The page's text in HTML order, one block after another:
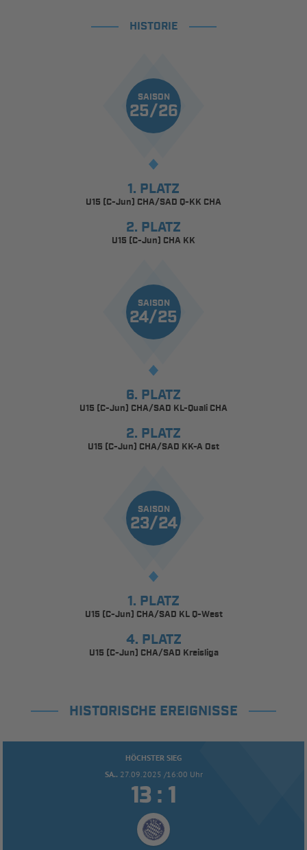
HISTORIE
SAISON
25/26
1. PLATZ
U15 (C-Jun) CHA/SAD Q-KK CHA
2. PLATZ
U15 (C-Jun) CHA KK
SAISON
24/25
6. PLATZ
U15 (C-Jun) CHA/SAD KL-Quali CHA
2. PLATZ
U15 (C-Jun) CHA/SAD KK-A Ost
SAISON
23/24
1. PLATZ
U15 (C-Jun) CHA/SAD KL Q-West
4. PLATZ
U15 (C-Jun) CHA/SAD Kreisliga
HISTORISCHE EREIGNISSE
HÖCHSTER SIEG
SA.. 27.09.2025 /16:00 Uhr
 : 